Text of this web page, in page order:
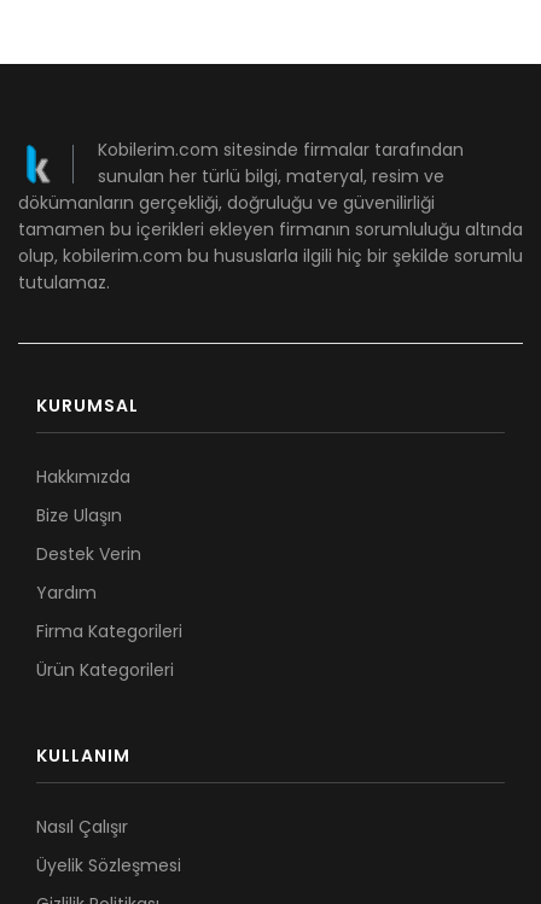
Kobilerim.com sitesinde firmalar tarafından
sunulan her türlü bilgi, materyal, resim ve
dökümanların gerçekliği, doğruluğu ve güvenilirliği
tamamen bu içerikleri ekleyen firmanın sorumluluğu altında
olup, kobilerim.com bu hususlarla ilgili hiç bir şekilde sorumlu
tutulamaz.
KURUMSAL
Hakkımızda
Bize Ulaşın
Destek Verin
Yardım
Firma Kategorileri
Ürün Kategorileri
KULLANIM
Nasıl Çalışır
Üyelik Sözleşmesi